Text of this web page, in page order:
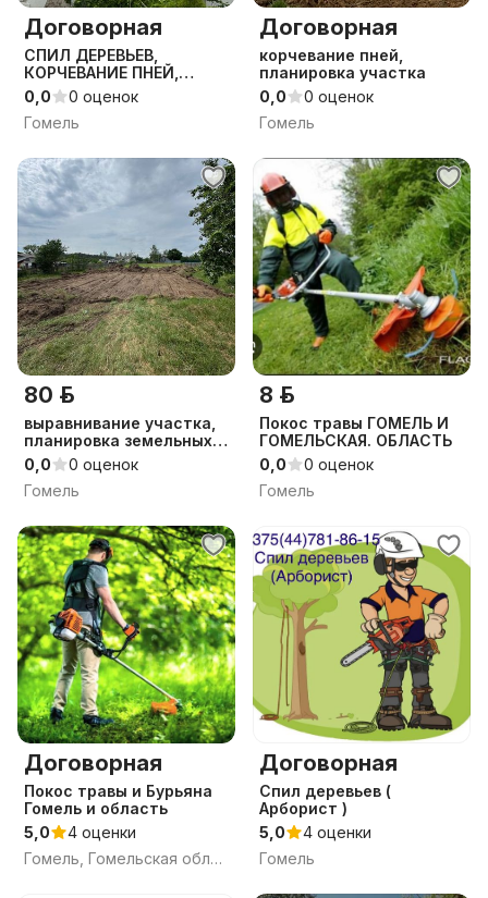
Договорная
СПИЛ ДЕРЕВЬЕВ,
КОРЧЕВАНИЕ ПНЕЙ,
ВЫВОЗ МУСОРА
ДЕМОНТАЖ
ПЛАНИРОВКА УЧАСТКА
ОБЪЕКТОВ
0,0
0 оценок
Гомель
Договорная
корчевание пней,
планировка участка
0,0
0 оценок
Гомель
80 р.
выравнивание участка,
планировка земельных
участков
0,0
0 оценок
Гомель
8 р.
Покос травы ГОМЕЛЬ И
ГОМЕЛЬСКАЯ. ОБЛАСТЬ
0,0
0 оценок
Гомель
Договорная
Покос травы и Бурьяна
Гомель и область
5,0
4 оценки
Гомель, Гомельская область
Договорная
Спил деревьев (
Арборист )
5,0
4 оценки
Гомель